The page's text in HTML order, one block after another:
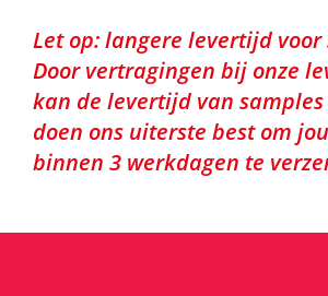
Let op: langere levertijd voor
Door vertragingen bij onze
kan de levertijd van
doen ons uiterste best om
binnen 3 werkdagen te